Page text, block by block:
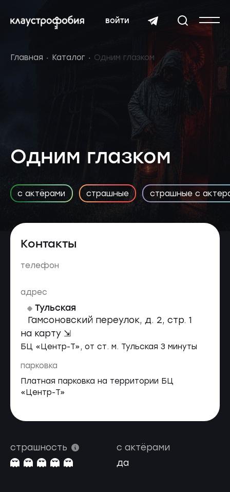
войти
Главная Каталог Одним глазком
Одним глазком
с актёрами страшные страшные с
Контакты
телефон
адрес
Тульская
Гамсоновский переулок, д. 2, стр. 1
на карту ⇲
БЦ «Центр-Т», от ст. м. Тульская 3 минуты
парковка
Платная парковка на территории БЦ
«Центр-Т»
страшность
с актёрами
да